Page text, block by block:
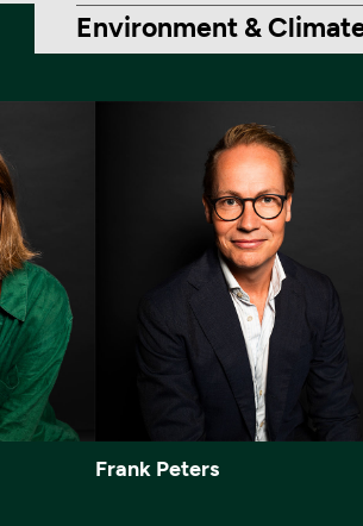
Environment &
Frank Peters